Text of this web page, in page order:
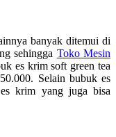
banyak ditemui di
sehingga Toko Mesin
es krim soft green tea
Selain bubuk es
krim yang juga bisa